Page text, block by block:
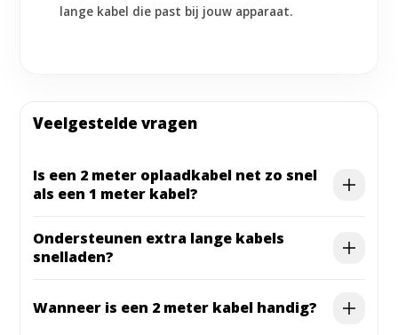
lange kabel die past bij jouw apparaat.
Veelgestelde vragen
Is een 2 meter oplaadkabel net zo snel
als een 1 meter kabel?
Ondersteunen extra lange kabels
snelladen?
Wanneer is een 2 meter kabel handig?